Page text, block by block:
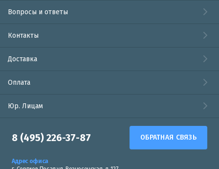
Вопросы и ответы
Контакты
Доставка
Оплата
Юр. Лицам
8 (495) 226-37-87 ОБРАТНАЯ СВЯЗЬ
Адрес офиса